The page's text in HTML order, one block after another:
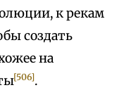
к рекам
создать
на
[506].